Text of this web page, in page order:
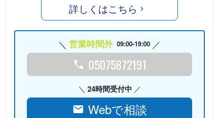
詳しくはこちら
営業時間外 09:00-19:00
05075872191
24時間受付中
Webで相談